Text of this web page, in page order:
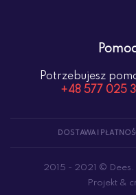
Potrzebujesz
+48 577 025
DOSTAWA I
2015 - 2021 © Dees.
Projekt &